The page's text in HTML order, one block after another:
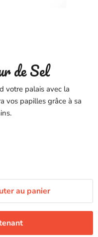
de Sel
votre palais avec la
vos papilles grâce à sa
au panier